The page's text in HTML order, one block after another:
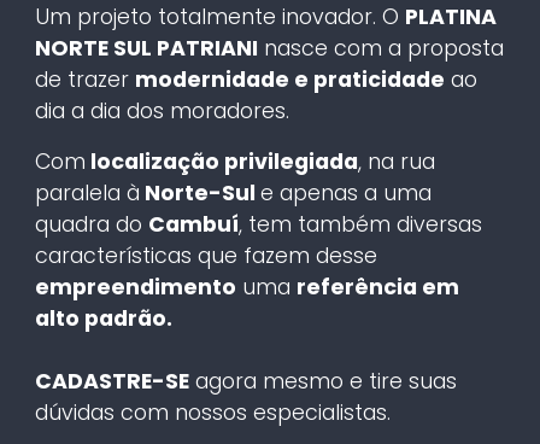
Um projeto totalmente inovador. O PLATINA
NORTE SUL PATRIANI nasce com a proposta
de trazer modernidade e praticidade ao
dia a dia dos moradores.
Com localização privilegiada, na rua
paralela à Norte-Sul e apenas a uma
quadra do Cambuí, tem também diversas
características que fazem desse
empreendimento uma referência em
alto padrão.
CADASTRE-SE agora mesmo e tire suas
dúvidas com nossos especialistas.